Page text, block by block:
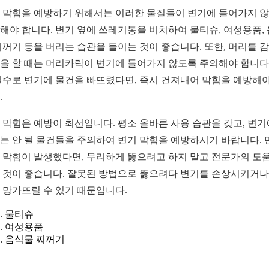
막힘을 예방하기 위해서는 이러한 물질들이 변기에 들어가지
야 합니다. 변기 옆에 쓰레기통을 비치하여 물티슈, 여성용품,
꺼기 등을 버리는 습관을 들이는 것이 좋습니다. 또한, 머리를
할 때는 머리카락이 변기에 들어가지 않도록 주의해야 합니
수로 변기에 물건을 빠뜨렸다면, 즉시 건져내어 막힘을 예방해
막힘은 예방이 최선입니다. 평소 올바른 사용 습관을 갖고, 변기
안 될 물건들을 주의하여 변기 막힘을 예방하시기 바랍니다.
막힘이 발생했다면, 무리하게 뚫으려고 하지 말고 전문가의 도
것이 좋습니다. 잘못된 방법으로 뚫으려다 변기를 손상시키거
망가뜨릴 수 있기 때문입니다.
물티슈
여성용품
음식물 찌꺼기